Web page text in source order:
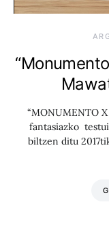
“MONUMENTO
fantasiazko
biltzen ditu